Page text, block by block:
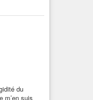
du
m’en suis